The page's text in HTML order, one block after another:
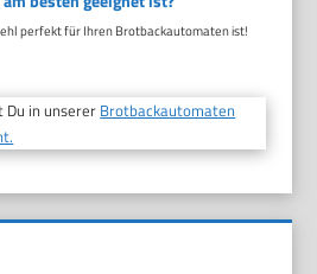
perfekt für Ihren Brotbackautomaten ist!
in unserer Brotbackautomaten